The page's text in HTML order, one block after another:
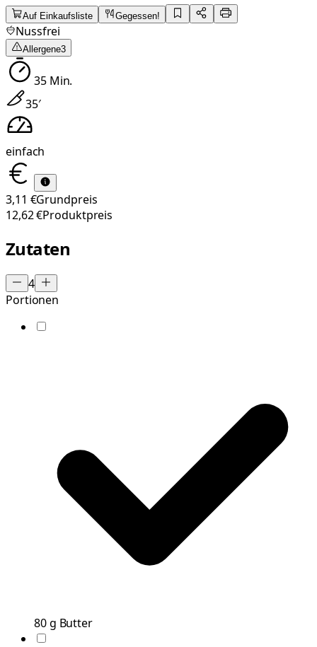
Auf Einkaufsliste Gegessen!
Nussfrei
Allergene3
35Min.
35′
einfach
3,11 €Grundpreis
12,62 €Produktpreis
Zutaten
4
Portionen
80g Butter